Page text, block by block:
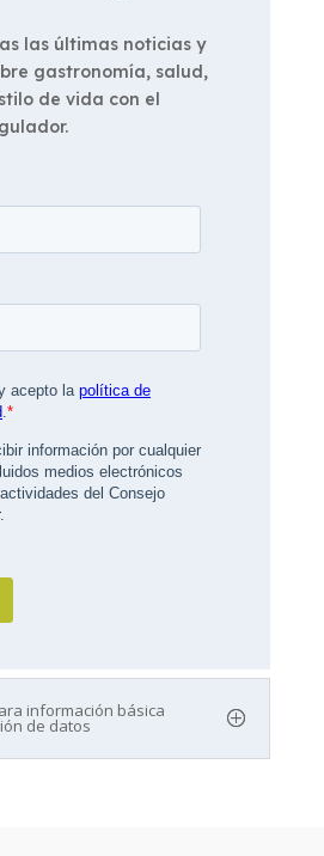
las últimas noticias y
gastronomía, salud,
de vida con el
información básica
de datos